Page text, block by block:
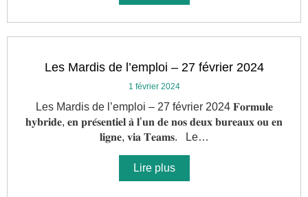
Les Mardis de l’emploi – 27 février 2024
1 février 2024
Les Mardis de l’emploi – 27 février 2024 𝐅𝐨𝐫𝐦𝐮𝐥𝐞
𝐡𝐲𝐛𝐫𝐢𝐝𝐞, 𝐞𝐧 𝐩𝐫𝐞́𝐬𝐞𝐧𝐭𝐢𝐞𝐥 𝐚̀ 𝐥’𝐮𝐧 𝐝𝐞 𝐧𝐨𝐬 𝐝𝐞𝐮𝐱 𝐛𝐮𝐫𝐞𝐚𝐮𝐱 𝐨𝐮 𝐞𝐧
𝐥𝐢𝐠𝐧𝐞, 𝐯𝐢𝐚 𝐓𝐞𝐚𝐦𝐬. Le…
Lire plus